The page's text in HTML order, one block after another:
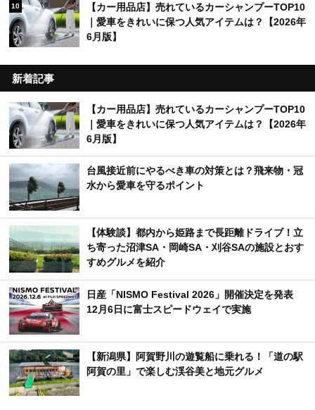
10
【カー用品店】売れているカーシャンプーTOP10
｜愛車をきれいに保つ人気アイテムは？【2026年
6月版】
新着記事
【カー用品店】売れているカーシャンプーTOP10
｜愛車をきれいに保つ人気アイテムは？【2026年
6月版】
台風接近前にやるべき車の対策とは？飛来物・冠
水から愛車を守るポイント
【体験談】都内から姫路まで長距離ドライブ！立
ち寄った沼津SA・岡崎SA・刈谷SAの施設とおす
すめグルメを紹介
日産「NISMO Festival 2026」開催決定を発表
12月6日に富士スピードウェイで実施
【新潟県】阿賀野川の遊覧船に乗れる！「道の駅
阿賀の里」で楽しむ渓谷美と地元グルメ